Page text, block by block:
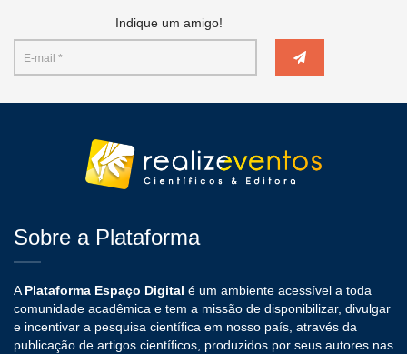
Indique um amigo!
Sobre a Plataforma
A Plataforma Espaço Digital é um ambiente acessível a toda
comunidade acadêmica e tem a missão de disponibilizar, divulgar
e incentivar a pesquisa científica em nosso país, através da
publicação de artigos científicos, produzidos por seus autores nas